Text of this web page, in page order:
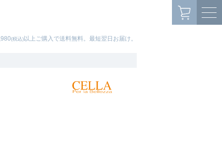
(税込)以上ご購入で送料無料。最短翌日お届け。